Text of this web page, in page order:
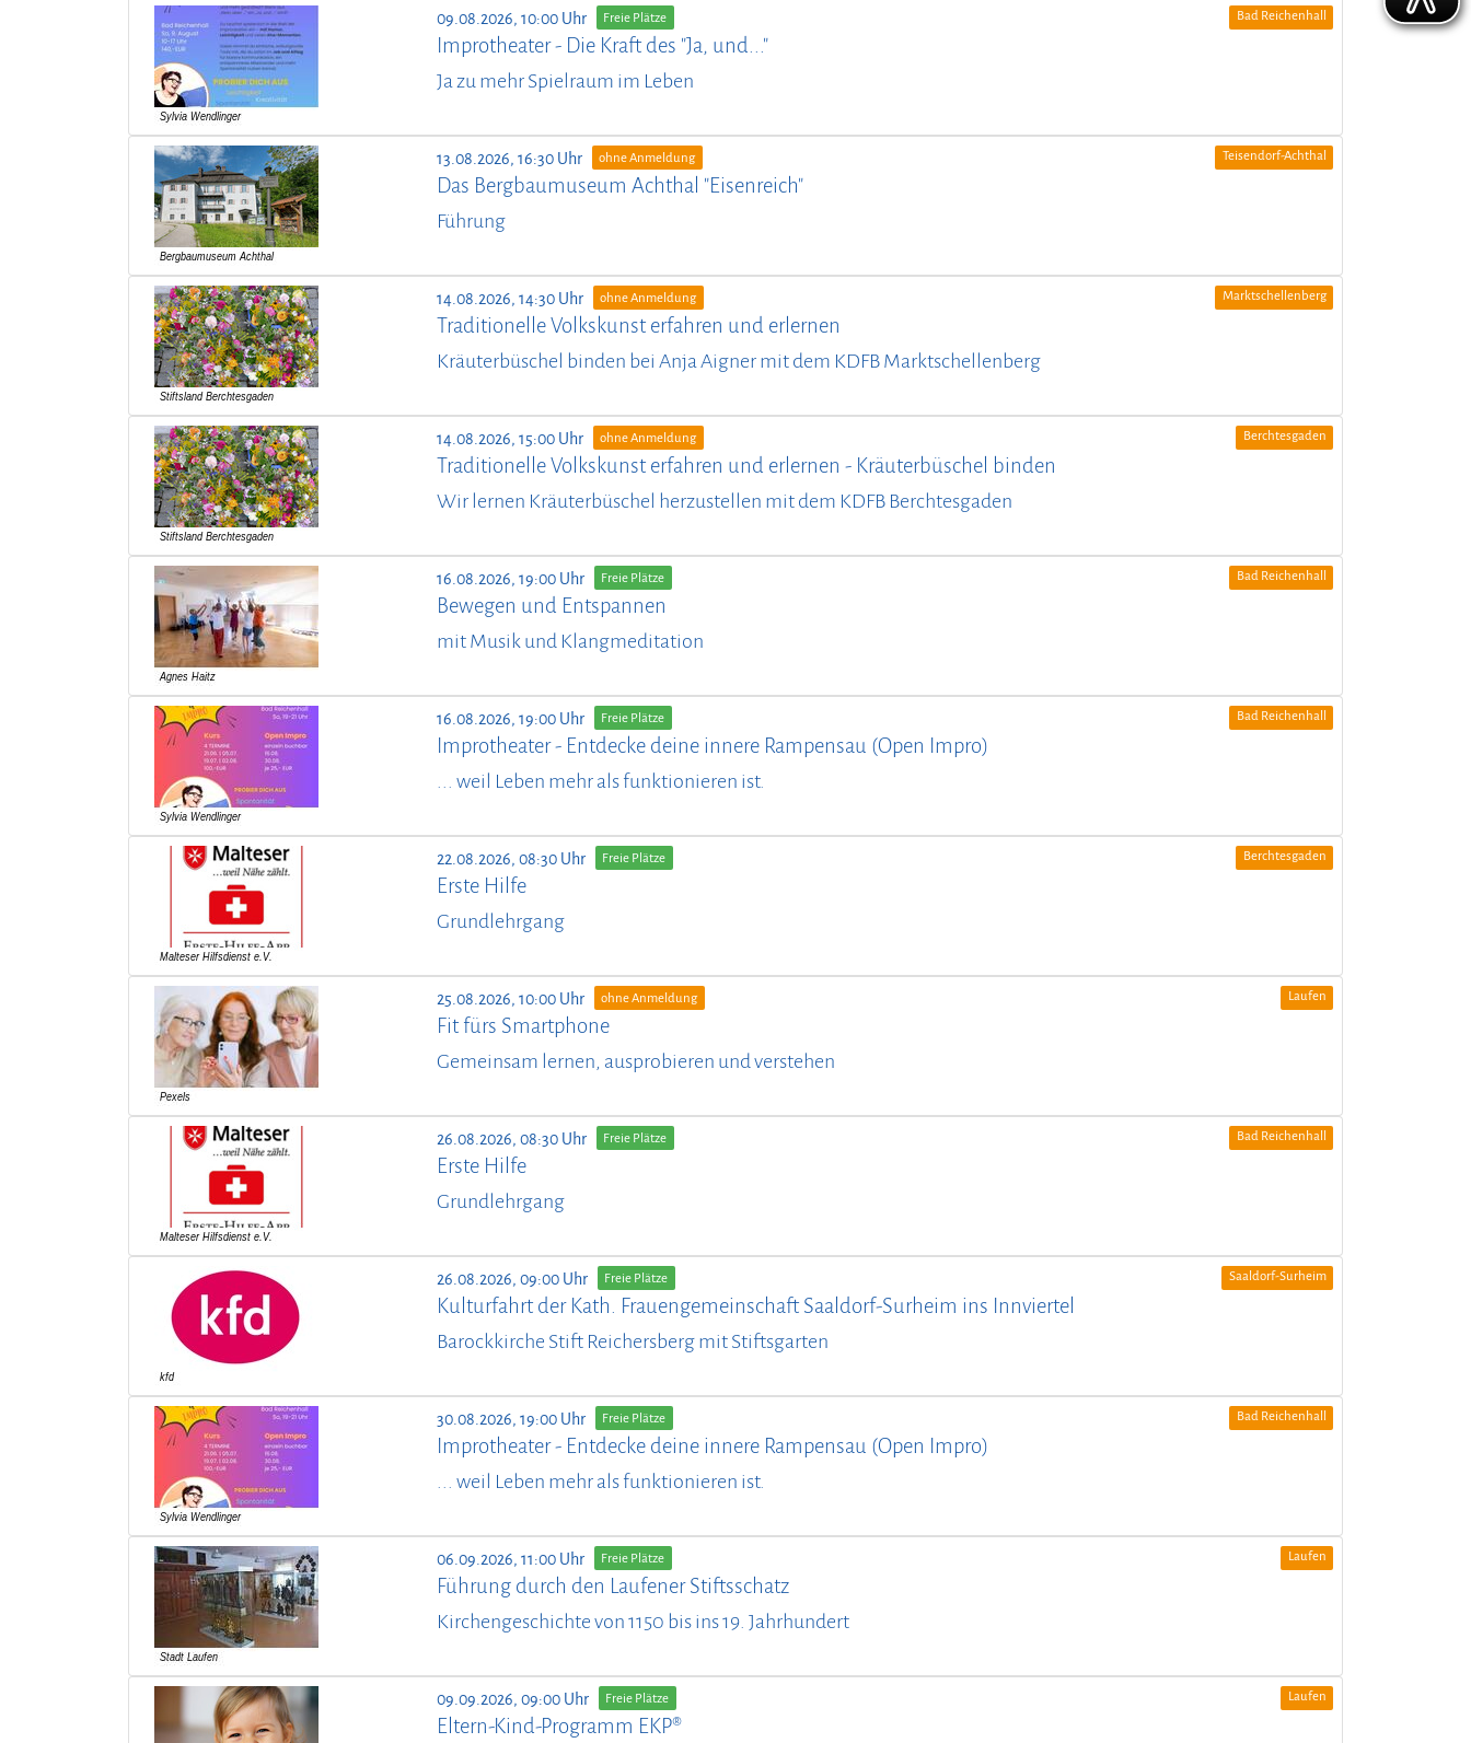
09.08.2026, 10:00 Uhr Freie Plätze Bad Reichenhall
Improtheater - Die Kraft des "Ja, und..."
Ja zu mehr Spielraum im Leben
13.08.2026, 16:30 Uhr ohne Anmeldung Teisendorf-Achthal
Das Bergbaumuseum Achthal "Eisenreich"
Führung
14.08.2026, 14:30 Uhr ohne Anmeldung Marktschellenberg
Traditionelle Volkskunst erfahren und erlernen
Kräuterbüschel binden bei Anja Aigner mit dem KDFB Marktschellenberg
14.08.2026, 15:00 Uhr ohne Anmeldung Berchtesgaden
Traditionelle Volkskunst erfahren und erlernen - Kräuterbüschel binden
Wir lernen Kräuterbüschel herzustellen mit dem KDFB Berchtesgaden
16.08.2026, 19:00 Uhr Freie Plätze Bad Reichenhall
Bewegen und Entspannen
mit Musik und Klangmeditation
16.08.2026, 19:00 Uhr Freie Plätze Bad Reichenhall
Improtheater - Entdecke deine innere Rampensau (Open Impro)
... weil Leben mehr als funktionieren ist.
22.08.2026, 08:30 Uhr Freie Plätze Berchtesgaden
Erste Hilfe
Grundlehrgang
25.08.2026, 10:00 Uhr ohne Anmeldung Laufen
Fit fürs Smartphone
Gemeinsam lernen, ausprobieren und verstehen
26.08.2026, 08:30 Uhr Freie Plätze Bad Reichenhall
Erste Hilfe
Grundlehrgang
26.08.2026, 09:00 Uhr Freie Plätze Saaldorf-Surheim
Kulturfahrt der Kath. Frauengemeinschaft Saaldorf-Surheim ins Innviertel
Barockkirche Stift Reichersberg mit Stiftsgarten
30.08.2026, 19:00 Uhr Freie Plätze Bad Reichenhall
Improtheater - Entdecke deine innere Rampensau (Open Impro)
... weil Leben mehr als funktionieren ist.
06.09.2026, 11:00 Uhr Freie Plätze Laufen
Führung durch den Laufener Stiftsschatz
Kirchengeschichte von 1150 bis ins 19. Jahrhundert
09.09.2026, 09:00 Uhr Freie Plätze Laufen
Eltern-Kind-Programm EKP®